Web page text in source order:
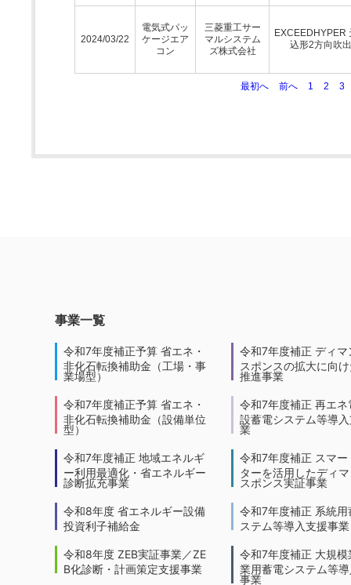
2024/03/22
電気式パッ
ケージエア
コン
三菱重工サー
マルシステム
ズ株式会社
EXCEEDHYPER
込形2方向吹
最初へ 前へ 1 2 3
事業一覧
令和7年度補正予算 省エネ・
非化石転換補助金（工場・事
業場型）
令和7年度補正予算 省エネ・
非化石転換補助金（設備単位
型）
令和7年度補正 地域エネルギ
ー利用最適化・省エネルギー
診断拡充事業
令和8年度 省エネルギー設備
投資利子補給金
令和8年度 ZEB実証事業／ZE
B化診断・計画策定支援事業
令和7年度補正 ディマ
スポンスの拡大に向
推進事業
令和7年度補正 再エネ
設蓄電システム等導
業
令和7年度補正 スマー
ターを活用したディ
スポンス実証事業
令和7年度補正 系統用
ステム等導入支援事業
令和7年度補正 大規模
業用蓄電システム等
事業